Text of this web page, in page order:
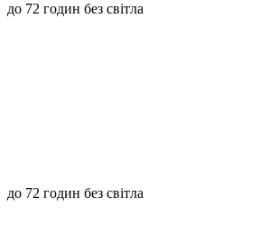
до 72 годин без світла
до 72 годин без світла